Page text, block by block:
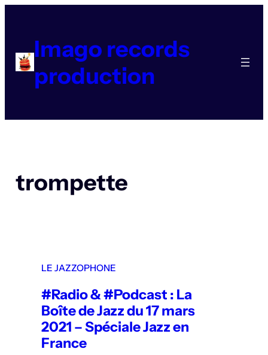
contenuImago records
production
trompette
LE JAZZOPHONE
#Radio & #Podcast : La
Boîte de Jazz du 17 mars
2021 – Spéciale Jazz en
France